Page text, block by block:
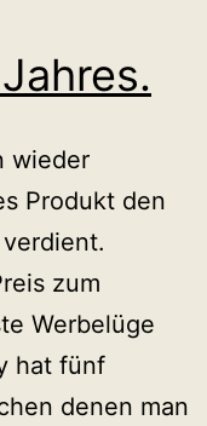
wieder
Produkt den
zum
Werbelüge
hat fünf
denen man